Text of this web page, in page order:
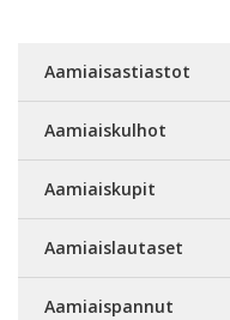
Aamiaisastiastot
Aamiaiskulhot
Aamiaiskupit
Aamiaislautaset
Aamiaispannut